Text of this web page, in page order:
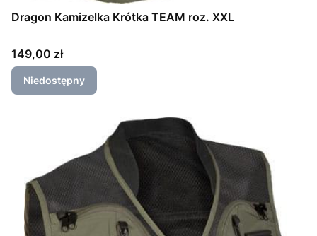
Dragon Kamizelka Krótka TEAM roz. XXL
Cena
149,00 zł
Niedostępny